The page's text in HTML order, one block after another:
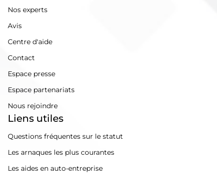
Nos experts
Avis
Centre d'aide
Contact
Espace presse
Espace partenariats
Nous rejoindre
Liens utiles
Questions fréquentes sur le statut
Les arnaques les plus courantes
Les aides en auto-entreprise